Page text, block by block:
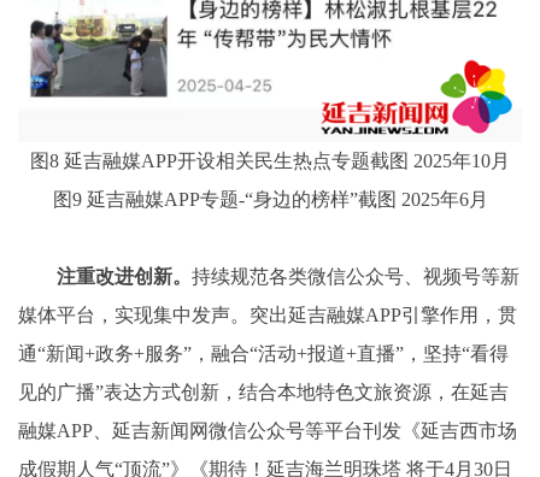
图8 延吉融媒APP开设相关民生热点专题截图 2025年10月
图9 延吉融媒APP专题-“身边的榜样”截图 2025年6月
注重改进创新。 持续规范各类微信公众号、视频号等新
媒体平台，实现集中发声。突出延吉融媒APP引擎作用，贯
通“新闻+政务+服务”，融合“活动+报道+直播”，坚持“看得
见的广播”表达方式创新，结合本地特色文旅资源，在延吉
融媒APP、延吉新闻网微信公众号等平台刊发《延吉西市场
成假期人气“顶流”》《期待！延吉海兰明珠塔 将于4月30日